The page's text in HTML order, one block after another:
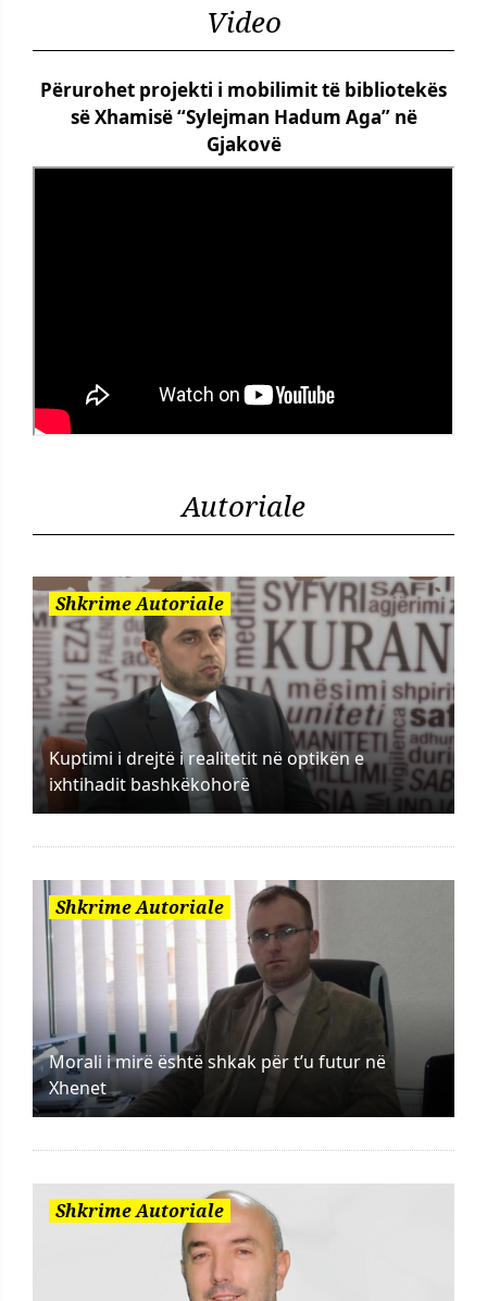
Video
Përurohet projekti i mobilimit të bibliotekës
së Xhamisë “Sylejman Hadum Aga” në
Gjakovë
Autoriale
Shkrime Autoriale
Kuptimi i drejtë i realitetit në optikën e
ixhtihadit bashkëkohorë
Shkrime Autoriale
Morali i mirë është shkak për t’u futur në
Xhenet
Shkrime Autoriale